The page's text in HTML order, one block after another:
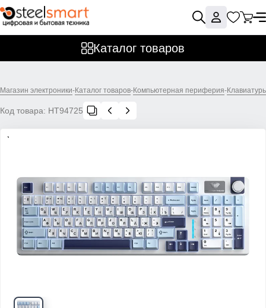
Каталог товаров
Магазин электроники-Каталог товаров-Компьютерная периферия-
Код товара: НТ94725